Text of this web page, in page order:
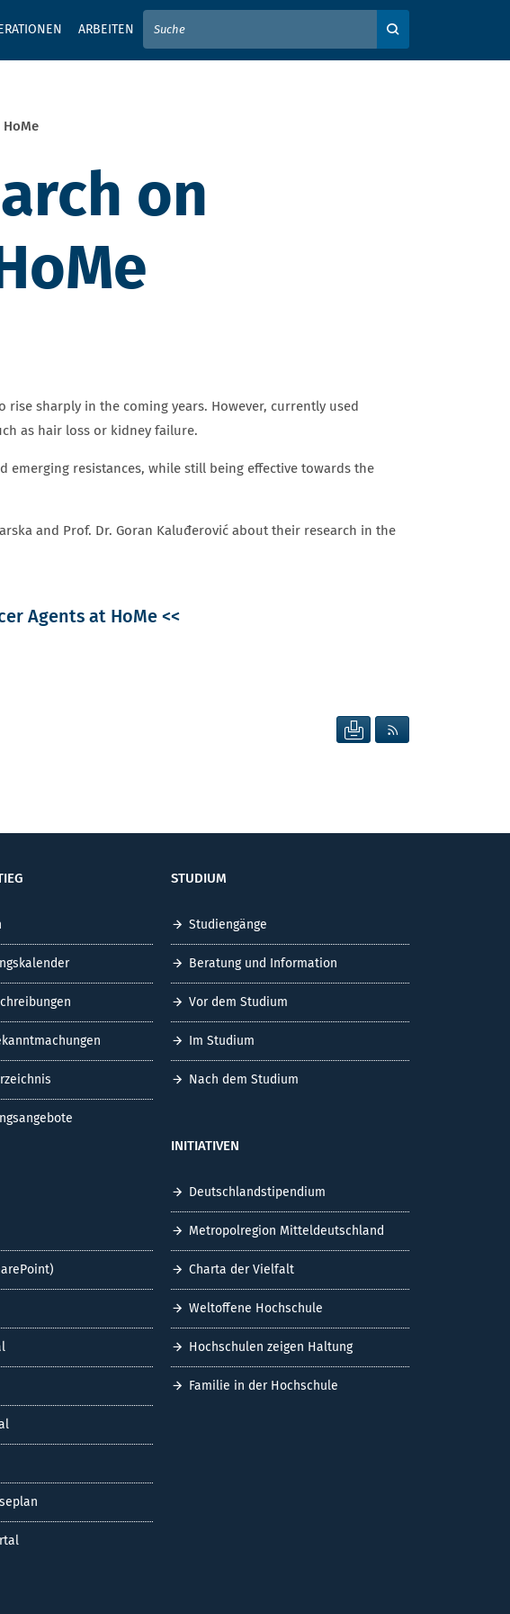
ARBEITEN
GEBEN SIE HIER IHREN SUCHBEGRIFF EIN
on
sharply in the coming years. However, currently used
as hair loss or kidney failure.
emerging resistances, while still being effective towards the
and Prof. Dr. Goran Kaluđerović about their research in the
Agents at HoMe <<
SEITE DRUCKEN
STUDIUM
Studiengänge
Beratung und Information
Vor dem Studium
Im Studium
Nach dem Studium
INITIATIVEN
Deutschlandstipendium
Metropolregion Mitteldeutschland
Charta der Vielfalt
Weltoffene Hochschule
Hochschulen zeigen Haltung
Familie in der Hochschule